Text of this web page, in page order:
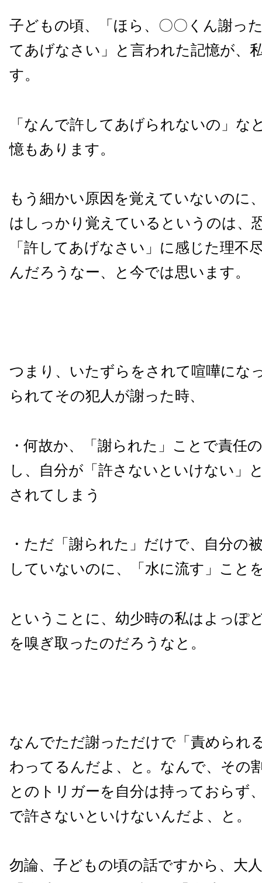
子どもの頃、「ほら、〇〇くん謝っ
てあげなさい」と言われた記憶が、
す。
「なんで許してあげられないの」な
憶もあります。
もう細かい原因を覚えていないのに
はしっかり覚えているというのは、
「許してあげなさい」に感じた理不
んだろうなー、と今では思います。
つまり、いたずらをされて喧嘩にな
られてその犯人が謝った時、
・何故か、「謝られた」ことで責任
し、自分が「許さないといけない」
されてしまう
・ただ「謝られた」だけで、自分の
していないのに、「水に流す」こと
ということに、幼少時の私はよっぽ
を嗅ぎ取ったのだろうなと。
なんでただ謝っただけで「責められ
わってるんだよ、と。なんで、その
とのトリガーを自分は持っておらず
で許さないといけないんだよ、と。
勿論、子どもの頃の話ですから、大